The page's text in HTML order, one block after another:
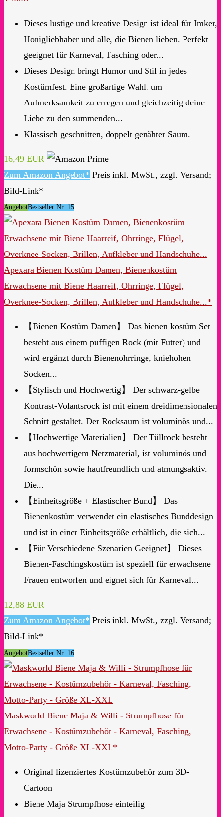
Dieses lustige und kreative Design ist ideal für Imker,
Honigliebhaber und alle, die Bienen lieben. Perfekt
geeignet für Karneval, Fasching oder...
Dieses Design bringt Humor und Stil in jedes
Kostümfest. Eine großartige Wahl, um
Aufmerksamkeit zu erregen und gleichzeitig deine
Liebe zu den summenden...
Klassisch geschnitten, doppelt genähter Saum.
16,49 EUR
Zum Amazon Angebot* Preis inkl. MwSt., zzgl. Versand;
Bild-Link*
AngebotBestseller Nr. 15
Apexara Bienen Kostüm Damen, Bienenkostüm
Erwachsene mit Biene Haarreif, Ohrringe, Flügel,
Overknee-Socken, Brillen, Aufkleber und Handschuhe...*
【Bienen Kostüm Damen】 Das bienen kostüm Set
besteht aus einem puffigen Rock (mit Futter) und
wird ergänzt durch Bienenohrringe, kniehohen
Socken...
【Stylisch und Hochwertig】 Der schwarz-gelbe
Kontrast-Volantsrock ist mit einem dreidimensionalen
Schnitt gestaltet. Der Rocksaum ist voluminös und...
【Hochwertige Materialien】 Der Tüllrock besteht
aus hochwertigem Netzmaterial, ist voluminös und
formschön sowie hautfreundlich und atmungsaktiv.
Die...
【Einheitsgröße + Elastischer Bund】 Das
Bienenkostüm verwendet ein elastisches Bunddesign
und ist in einer Einheitsgröße erhältlich, die sich...
【Für Verschiedene Szenarien Geeignet】 Dieses
Bienen-Faschingskostüm ist speziell für erwachsene
Frauen entworfen und eignet sich für Karneval...
12,88 EUR
Zum Amazon Angebot* Preis inkl. MwSt., zzgl. Versand;
Bild-Link*
AngebotBestseller Nr. 16
Maskworld Biene Maja & Willi - Strumpfhose für
Erwachsene - Kostümzubehör - Karneval, Fasching,
Motto-Party - Größe XL-XXL*
Original lizenziertes Kostümzubehör zum 3D-
Cartoon
Biene Maja Strumpfhose einteilig